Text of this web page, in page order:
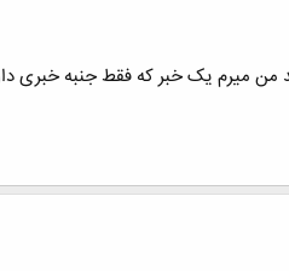
من بلکه دوستم) 1200 پیست واسشون زده بعد من میرم